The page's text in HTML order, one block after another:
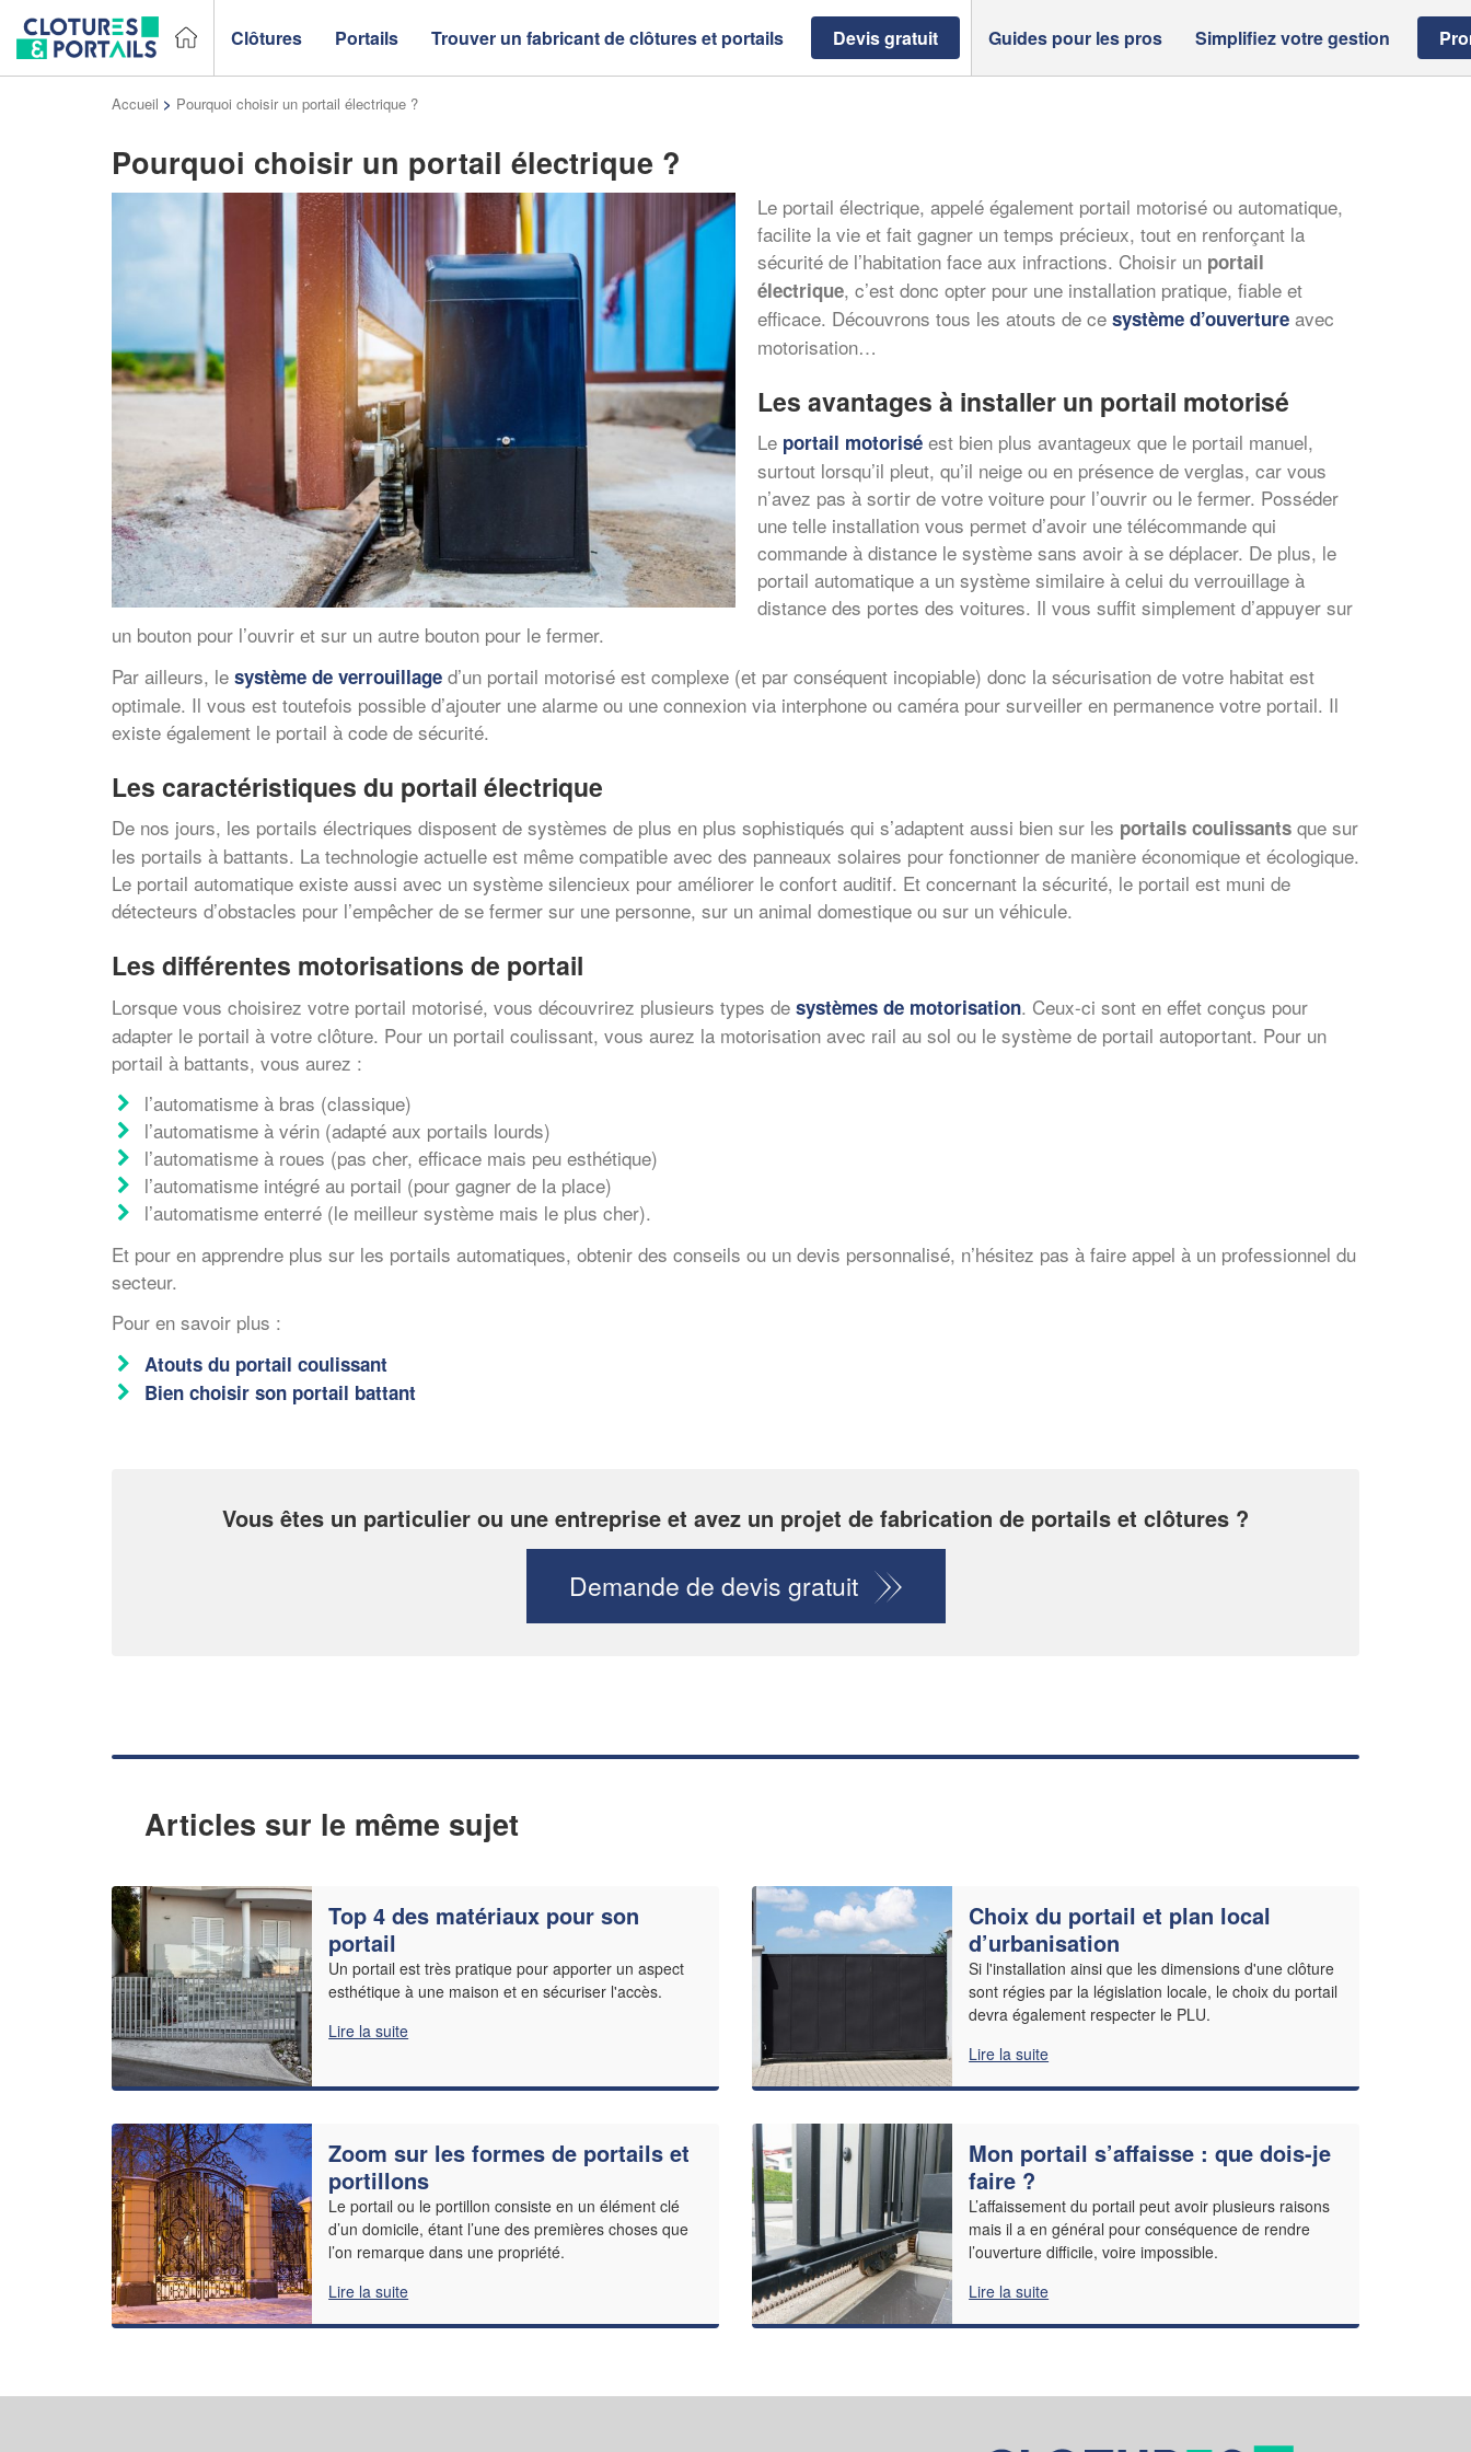
Clôtures Portails Trouver un fabricant de clôtures et portails Devis gratuit Guides pour les pros Simplifiez votre gestion
Accueil > Pourquoi choisir un portail électrique ?
Pourquoi choisir un portail électrique ?
Le portail électrique, appelé également portail motorisé ou automatique,
facilite la vie et fait gagner un temps précieux, tout en renforçant la
sécurité de l’habitation face aux infractions. Choisir un portail
électrique, c’est donc opter pour une installation pratique, fiable et
efficace. Découvrons tous les atouts de ce système d’ouverture avec
motorisation…
Les avantages à installer un portail motorisé
Le portail motorisé est bien plus avantageux que le portail manuel,
surtout lorsqu’il pleut, qu’il neige ou en présence de verglas, car vous
n’avez pas à sortir de votre voiture pour l’ouvrir ou le fermer. Posséder
une telle installation vous permet d’avoir une télécommande qui
commande à distance le système sans avoir à se déplacer. De plus, le
portail automatique a un système similaire à celui du verrouillage à
distance des portes des voitures. Il vous suffit simplement d’appuyer sur
un bouton pour l’ouvrir et sur un autre bouton pour le fermer.
Par ailleurs, le système de verrouillage d’un portail motorisé est complexe (et par conséquent incopiable) donc la sécurisation de votre habitat est
optimale. Il vous est toutefois possible d’ajouter une alarme ou une connexion via interphone ou caméra pour surveiller en permanence votre portail. Il
existe également le portail à code de sécurité.
Les caractéristiques du portail électrique
De nos jours, les portails électriques disposent de systèmes de plus en plus sophistiqués qui s’adaptent aussi bien sur les portails coulissants que sur
les portails à battants. La technologie actuelle est même compatible avec des panneaux solaires pour fonctionner de manière économique et écologique.
Le portail automatique existe aussi avec un système silencieux pour améliorer le confort auditif. Et concernant la sécurité, le portail est muni de
détecteurs d’obstacles pour l’empêcher de se fermer sur une personne, sur un animal domestique ou sur un véhicule.
Les différentes motorisations de portail
Lorsque vous choisirez votre portail motorisé, vous découvrirez plusieurs types de systèmes de motorisation. Ceux-ci sont en effet conçus pour
adapter le portail à votre clôture. Pour un portail coulissant, vous aurez la motorisation avec rail au sol ou le système de portail autoportant. Pour un
portail à battants, vous aurez :
l’automatisme à bras (classique)
l’automatisme à vérin (adapté aux portails lourds)
l’automatisme à roues (pas cher, efficace mais peu esthétique)
l’automatisme intégré au portail (pour gagner de la place)
l’automatisme enterré (le meilleur système mais le plus cher).
Et pour en apprendre plus sur les portails automatiques, obtenir des conseils ou un devis personnalisé, n’hésitez pas à faire appel à un professionnel du
secteur.
Pour en savoir plus :
Atouts du portail coulissant
Bien choisir son portail battant
Vous êtes un particulier ou une entreprise et avez un projet de fabrication de portails et clôtures ?
Demande de devis gratuit
Articles sur le même sujet
Top 4 des matériaux pour son
portail
Un portail est très pratique pour apporter un aspect
esthétique à une maison et en sécuriser l'accès.
Lire la suite
Choix du portail et plan local
d’urbanisation
Si l'installation ainsi que les dimensions d'une clôture
sont régies par la législation locale, le choix du portail
devra également respecter le PLU.
Lire la suite
Zoom sur les formes de portails et
portillons
Le portail ou le portillon consiste en un élément clé
d’un domicile, étant l’une des premières choses que
l’on remarque dans une propriété.
Lire la suite
Mon portail s’affaisse : que dois-je
faire ?
L’affaissement du portail peut avoir plusieurs raisons
mais il a en général pour conséquence de rendre
l’ouverture difficile, voire impossible.
Lire la suite
En savoir plus